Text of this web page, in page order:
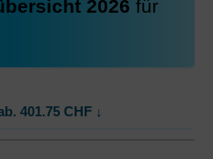
2026 für
401.75 CHF ↓